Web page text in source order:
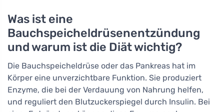
Was ist eine
Bauchspeicheldrüsenentzündung
und warum ist die Diät wichtig?
Die Bauchspeicheldrüse oder das Pankreas hat im
Körper eine unverzichtbare Funktion. Sie produziert
Enzyme, die bei der Verdauung von Nahrung helfen,
und reguliert den Blutzuckerspiegel durch Insulin. Bei